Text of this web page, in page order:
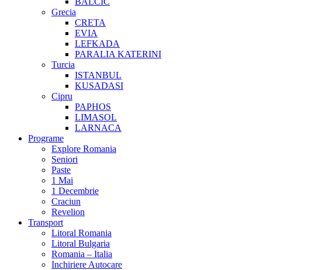
Grecia
CRETA
EVIA
LEFKADA
PARALIA KATERINI
Turcia
ISTANBUL
KUSADASI
Cipru
PAPHOS
LIMASOL
LARNACA
Programe
Explore Romania
Seniori
Paste
1 Mai
1 Decembrie
Craciun
Revelion
Transport
Litoral Romania
Litoral Bulgaria
Romania – Italia
Inchiriere Autocare